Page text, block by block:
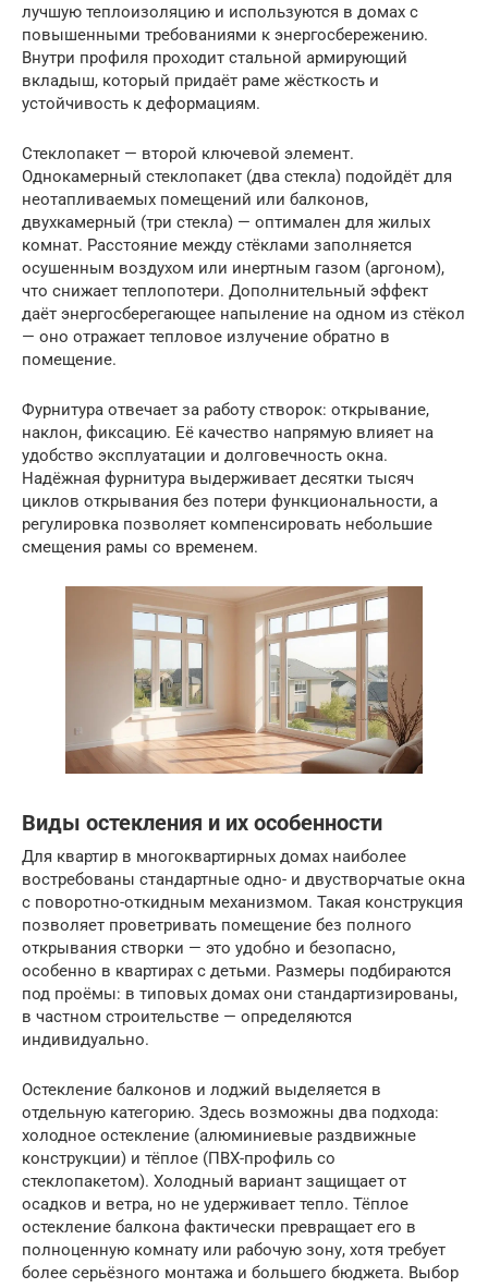
лучшую теплоизоляцию и используются в домах с
повышенными требованиями к энергосбережению.
Внутри профиля проходит стальной армирующий
вкладыш, который придаёт раме жёсткость и
устойчивость к деформациям.
Стеклопакет — второй ключевой элемент.
Однокамерный стеклопакет (два стекла) подойдёт для
неотапливаемых помещений или балконов,
двухкамерный (три стекла) — оптимален для жилых
комнат. Расстояние между стёклами заполняется
осушенным воздухом или инертным газом (аргоном),
что снижает теплопотери. Дополнительный эффект
даёт энергосберегающее напыление на одном из стёкол
— оно отражает тепловое излучение обратно в
помещение.
Фурнитура отвечает за работу створок: открывание,
наклон, фиксацию. Её качество напрямую влияет на
удобство эксплуатации и долговечность окна.
Надёжная фурнитура выдерживает десятки тысяч
циклов открывания без потери функциональности, а
регулировка позволяет компенсировать небольшие
смещения рамы со временем.
Виды остекления и их особенности
Для квартир в многоквартирных домах наиболее
востребованы стандартные одно- и двустворчатые окна
с поворотно-откидным механизмом. Такая конструкция
позволяет проветривать помещение без полного
открывания створки — это удобно и безопасно,
особенно в квартирах с детьми. Размеры подбираются
под проёмы: в типовых домах они стандартизированы,
в частном строительстве — определяются
индивидуально.
Остекление балконов и лоджий выделяется в
отдельную категорию. Здесь возможны два подхода:
холодное остекление (алюминиевые раздвижные
конструкции) и тёплое (ПВХ-профиль со
стеклопакетом). Холодный вариант защищает от
осадков и ветра, но не удерживает тепло. Тёплое
остекление балкона фактически превращает его в
полноценную комнату или рабочую зону, хотя требует
более серьёзного монтажа и большего бюджета. Выбор